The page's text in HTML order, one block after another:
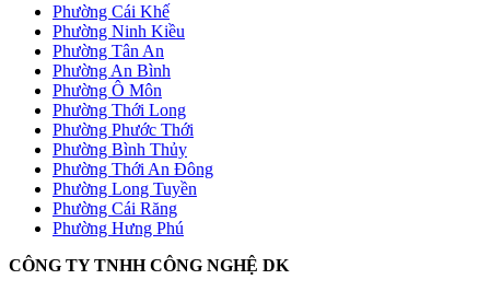
Phường Cái Khế
Phường Ninh Kiều
Phường Tân An
Phường An Bình
Phường Ô Môn
Phường Thới Long
Phường Phước Thới
Phường Bình Thủy
Phường Thới An Đông
Phường Long Tuyền
Phường Cái Răng
Phường Hưng Phú
CÔNG TY TNHH CÔNG NGHỆ DK